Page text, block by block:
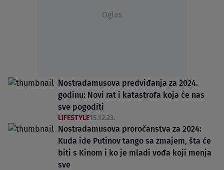
Oglas
Nostradamusova predviđanja za 2024.
godinu: Novi rat i katastrofa koja će nas
sve pogoditi
LIFESTYLE15.12.23.
Nostradamusova proročanstva za 2024:
Kuda ide Putinov tango sa zmajem, šta će
biti s Kinom i ko je mladi vođa koji menja
sve